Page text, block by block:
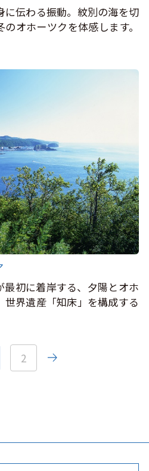
に伝わる振動。紋別の海を切
オホーツクを体感します。
初に着岸する、夕陽とオホ
世界遺産「知床」を構成する
2